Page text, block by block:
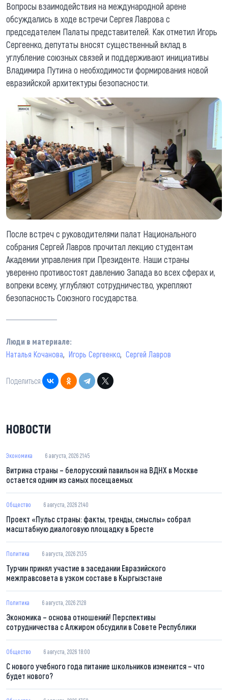
Вопросы взаимодействия на международной арене
обсуждались в ходе встречи Сергея Лаврова с
председателем Палаты представителей. Как отметил Игорь
Сергеенко, депутаты вносят существенный вклад в
углубление союзных связей и поддерживают инициативы
Владимира Путина о необходимости формирования новой
евразийской архитектуры безопасности.
После встреч с руководителями палат Национального
собрания Сергей Лавров прочитал лекцию студентам
Академии управления при Президенте. Наши страны
уверенно противостоят давлению Запада во всех сферах и,
вопреки всему, углубляют сотрудничество, укрепляют
безопасность Союзного государства.
Люди в материале:
Наталья Кочанова
Игорь Сергеенко Сергей Лавров
Поделиться:
НОВОСТИ
Экономика 6 августа, 2026 21:45
Витрина страны – белорусский павильон на ВДНХ в Москве
остается одним из самых посещаемых
Общество 6 августа, 2026 21:40
Проект «Пульс страны: факты, тренды, смыслы» собрал
масштабную диалоговую площадку в Бресте
Политика 6 августа, 2026 21:35
Турчин принял участие в заседании Евразийского
межправсовета в узком составе в Кыргызстане
Политика 6 августа, 2026 21:28
Экономика – основа отношений! Перспективы
сотрудничества с Алжиром обсудили в Совете Республики
Общество 6 августа, 2026 18:00
С нового учебного года питание школьников изменится – что
будет нового?